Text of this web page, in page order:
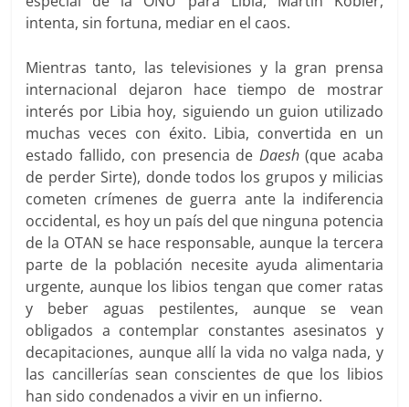
intenta, sin fortuna, mediar en el caos.
Mientras tanto, las televisiones y la gran prensa
internacional dejaron hace tiempo de mostrar
interés por Libia hoy, siguiendo un guion utilizado
muchas veces con éxito. Libia, convertida en un
estado fallido, con presencia de Daesh(que acaba
de perder Sirte), donde todos los grupos y milicias
cometen crímenes de guerra ante la indiferencia
occidental, es hoy un país del que ninguna potencia
de la OTAN se hace responsable, aunque la tercera
parte de la población necesite ayuda alimentaria
urgente, aunque los libios tengan que comer ratas
y beber aguas pestilentes, aunque se vean
obligados a contemplar constantes asesinatos y
decapitaciones, aunque allí la vida no valga nada, y
las cancillerías sean conscientes de que los libios
han sido condenados a vivir en un infierno.